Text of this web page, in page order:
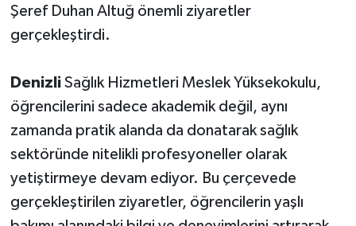
Şeref Duhan Altuğ önemli ziyaretler
gerçekleştirdi.
DenizliSağlık Hizmetleri Meslek Yüksekokulu,
öğrencilerini sadece akademik değil, aynı
zamanda pratik alanda da donatarak sağlık
sektöründe nitelikli profesyoneller olarak
yetiştirmeye devam ediyor. Bu çerçevede
gerçekleştirilen ziyaretler, öğrencilerin yaşlı